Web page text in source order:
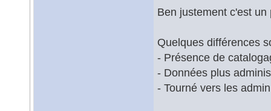
Ben justement c'est
Quelques différences
- Présence de
- Données plus
- Tourné vers les